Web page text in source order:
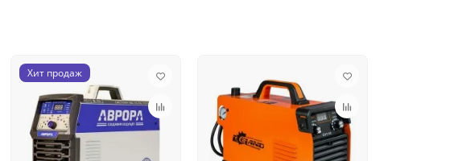
Хит продаж